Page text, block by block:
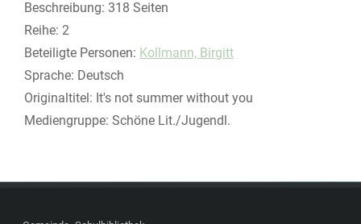
Beschreibung: 318 Seiten
Reihe: 2
Beteiligte Personen: Suche nach dieser Beteiligten Person
Kollmann, Birgitt
Sprache: Deutsch
Originaltitel: It's not summer without you
Mediengruppe: Schöne Lit./Jugendl.